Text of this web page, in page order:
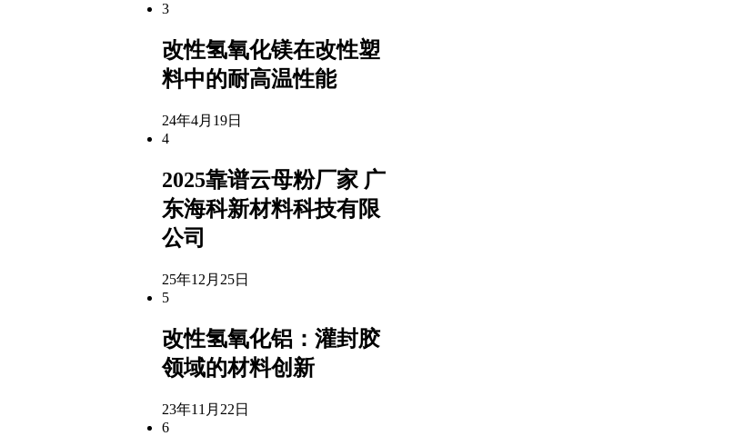
3
改性氢氧化镁在改性塑
料中的耐高温性能
24年4月19日
4
2025靠谱云母粉厂家 广
东海科新材料科技有限
公司
25年12月25日
5
改性氢氧化铝：灌封胶
领域的材料创新
23年11月22日
6